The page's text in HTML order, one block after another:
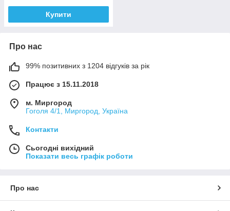
Купити
Про нас
99% позитивних з 1204 відгуків за рік
Працює з 15.11.2018
м. Миргород
Гоголя 4/1, Миргород, Україна
Контакти
Сьогодні вихідний
Показати весь графік роботи
Про нас